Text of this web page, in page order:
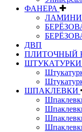
ФАНЕРА
ДВП
ПЛИТОЧНЫЙ
ШТУКАТУРКИ
ШПАКЛЕВКИ